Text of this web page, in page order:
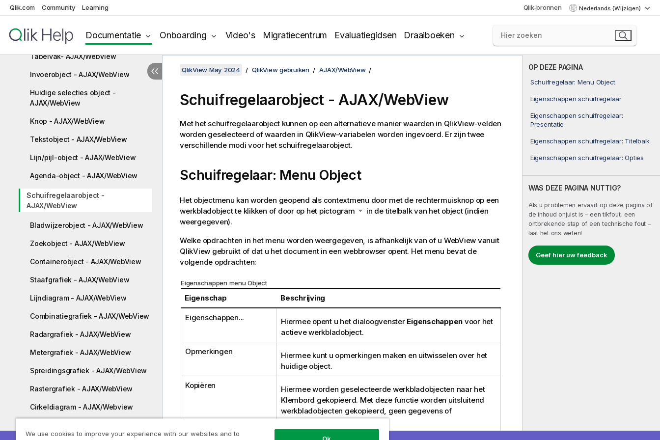
Qlik.com Community Learning Qlik-bronnen Nederlands (Wijzigen)
Documentatie Onboarding Video's Migratiecentrum Evaluatiegidsen Draaiboeken
Statistiekobject - AJAX/WebView
Meervoudige keuzelijst -
AJAX/Webview
Tabelvak- AJAX/WebView
Invoerobject - AJAX/WebView
Huidige selecties object -
AJAX/WebView
Knop - AJAX/WebView
Tekstobject - AJAX/WebView
Lijn/pijl-object - AJAX/WebView
Agenda-object - AJAX/WebView
Schuifregelaarobject -
AJAX/WebView
Bladwijzerobject - AJAX/WebView
Zoekobject - AJAX/WebView
Containerobject - AJAX/WebView
Staafgrafiek - AJAX/WebView
Lijndiagram - AJAX/WebView
Combinatiegrafiek - AJAX/WebView
Radargrafiek - AJAX/WebView
Metergrafiek - AJAX/WebView
Spreidingsgrafiek - AJAX/WebView
Rastergrafiek - AJAX/WebView
Cirkeldiagram - AJAX/Webview
OP DEZE PAGINA
Schuifregelaar: Menu Object
Eigenschappen schuifregelaar
Eigenschappen schuifregelaar:
Presentatie
Eigenschappen schuifregelaar: Titelbalk
Eigenschappen schuifregelaar: Opties
WAS DEZE PAGINA NUTTIG?
Als u problemen ervaart op deze pagina of
de inhoud onjuist is – een tikfout, een
ontbrekende stap of een technische fout –
laat het ons weten!
Geef hier uw feedback
QlikView May 2024 QlikView gebruiken AJAX/WebView
Schuifregelaarobject - AJAX/WebView
Met het schuifregelaarobject kunnen op een alternatieve manier waarden in QlikView-velden
worden geselecteerd of waarden in QlikView-variabelen worden ingevoerd. Er zijn twee
verschillende modi voor het schuifregelaarobject.
Schuifregelaar: Menu Object
Het objectmenu kan worden geopend als contextmenu door met de rechtermuisknop op een
werkbladobject te klikken of door op het pictogram
in de titelbalk van het object (indien
weergegeven).
Welke opdrachten in het menu worden weergegeven, is afhankelijk van of u WebView vanuit
QlikView gebruikt of dat u het document in een webbrowser opent. Het menu bevat de
volgende opdrachten:
Eigenschappen menu Object
Eigenschap Beschrijving
Eigenschappen... Hiermee opent u het dialoogvenster Eigenschappen voor het
actieve werkbladobject.
Opmerkingen
Hiermee kunt u opmerkingen maken en uitwisselen over het
huidige object.
Kopiëren
Hiermee worden geselecteerde werkbladobjecten naar het
Klembord gekopieerd. Met deze functie worden uitsluitend
werkbladobjecten gekopieerd, geen gegevens of
We use cookies to improve your experience with our websites and to